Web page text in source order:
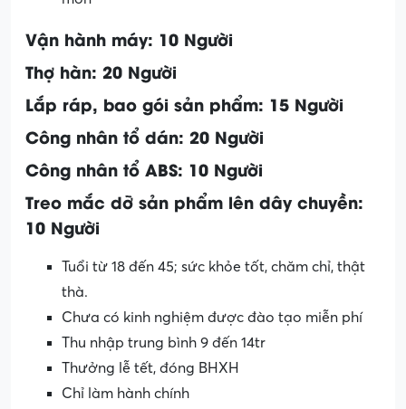
Vận hành máy: 10 Người
Thợ hàn: 20 Người
Lắp ráp, bao gói sản phẩm: 15 Người
Công nhân tổ dán: 20 Người
Công nhân tổ ABS: 10 Người
Treo mắc dỡ sản phẩm lên dây chuyền:
10 Người
Tuổi từ 18 đến 45; sức khỏe tốt, chăm chỉ, thật
thà.
Chưa có kinh nghiệm được đào tạo miễn phí
Thu nhập trung bình 9 đến 14tr
Thưởng lễ tết, đóng BHXH
Chỉ làm hành chính